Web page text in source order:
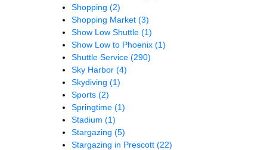
Shopping (2)
Shopping Market (3)
Show Low Shuttle (1)
Show Low to Phoenix (1)
Shuttle Service (290)
Sky Harbor (4)
Skydiving (1)
Sports (2)
Springtime (1)
Stadium (1)
Stargazing (5)
Stargazing in Prescott (22)